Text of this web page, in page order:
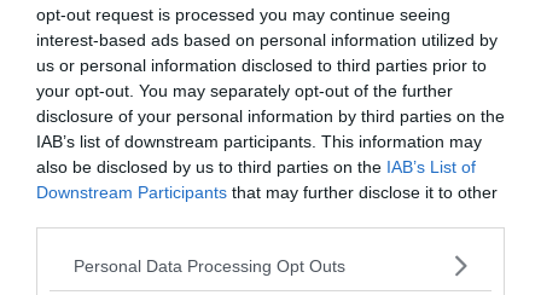
opt-out request is processed you may continue seeing
interest-based ads based on personal information utilized by
us or personal information disclosed to third parties prior to
your opt-out. You may separately opt-out of the further
disclosure of your personal information by third parties on the
IAB’s list of downstream participants. This information may
also be disclosed by us to third parties on the IAB’s List of
Downstream Participants that may further disclose it to other
Please note that this website/app uses one or more Google
Personal Data Processing Opt Outs